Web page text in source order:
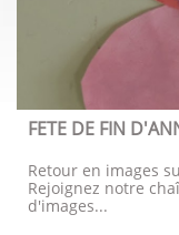
FETE DE FIN
Retour en images
Rejoignez notre
d'images...